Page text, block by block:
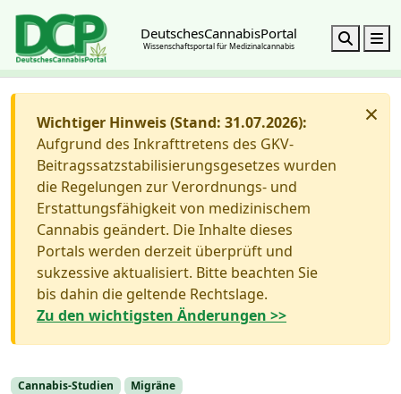
DeutschesCannabisPortal
Wissenschaftsportal für Medizinalcannabis Search
×
Wichtiger Hinweis (Stand: 31.07.2026):
Aufgrund des Inkrafttretens des GKV-
Beitragssatzstabilisierungsgesetzes wurden
die Regelungen zur Verordnungs- und
Erstattungsfähigkeit von medizinischem
Cannabis geändert. Die Inhalte dieses
Portals werden derzeit überprüft und
sukzessive aktualisiert. Bitte beachten Sie
bis dahin die geltende Rechtslage.
Zu den wichtigsten Änderungen >>
Cannabis-Studien Migräne